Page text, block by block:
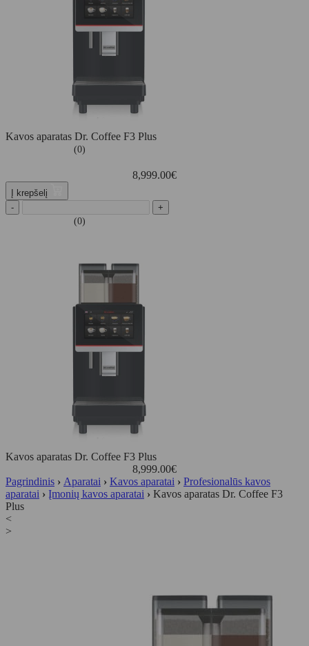
Kavos aparatas Dr. Coffee F3 Plus
(0)
8,999.00€
Į krepšelį
-
+
(0)
Kavos aparatas Dr. Coffee F3 Plus
8,999.00€
Pagrindinis › Aparatai › Kavos aparatai › Profesionalūs kavos
aparatai › Įmonių kavos aparatai › Kavos aparatas Dr. Coffee F3
Plus
<
>